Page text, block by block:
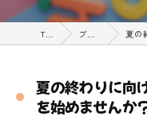
TOP ブログ 夏の
夏の終わりに向
を始めませんか